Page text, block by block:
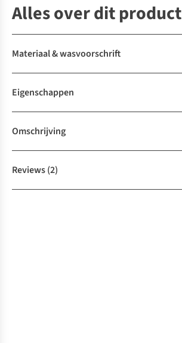
Alles over dit product
Materiaal & wasvoorschrift
Eigenschappen
Omschrijving
Reviews(2)